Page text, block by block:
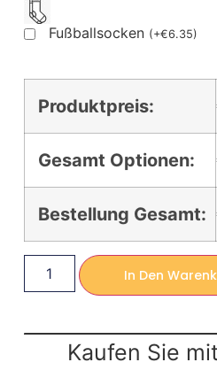
Fußballsocken (+€6.35)
Produktpreis:
Gesamt Optionen:
Bestellung Gesamt:
In Den
Kaufen Sie